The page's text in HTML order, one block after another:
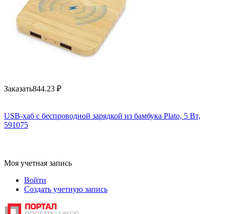
Заказать844.23 ₽
USB-хаб с беспроводной зарядкой из бамбука Plato, 5 Вт,
591075
Моя учетная запись
Войти
Создать учетную запись